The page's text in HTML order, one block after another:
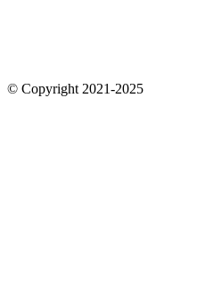
© Copyright 2021-2025